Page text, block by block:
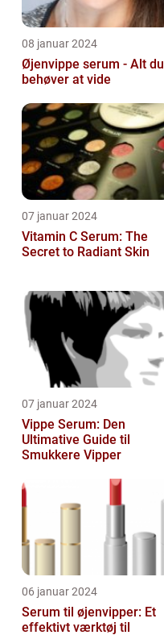
08 januar 2024
Øjenvippe serum - Alt du
behøver at vide
07 januar 2024
Vitamin C Serum: The
Secret to Radiant Skin
07 januar 2024
Vippe Serum: Den
Ultimative Guide til
Smukkere Vipper
06 januar 2024
Serum til øjenvipper: Et
effektivt værktøj til